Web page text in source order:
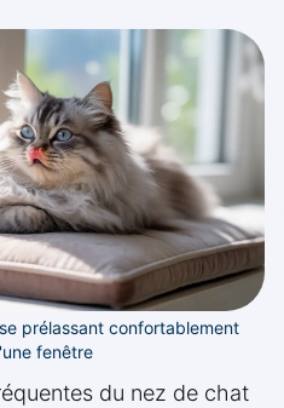
prélassant confortablement
fenêtre
du nez de chat